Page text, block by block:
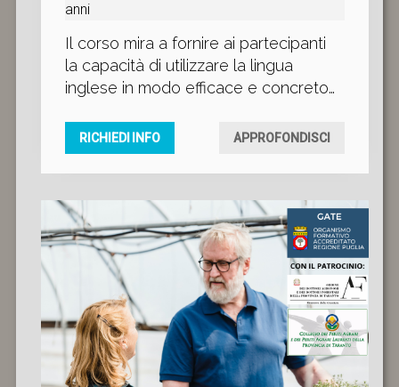
anni
Il corso mira a fornire ai partecipanti
la capacità di utilizzare la lingua
inglese in modo efficace e concreto
quotidiane all'interno dell'ambito
aziendale. Inoltre, il corso prepara gli
allievi al livello B1 dell'esame
Cambridge e, al termine del corso,
coloro che lo desiderano possono
sostenere gratuitamente l'esame e
ottenere la relativa certificazione.
RICHIEDI INFO APPROFONDISCI